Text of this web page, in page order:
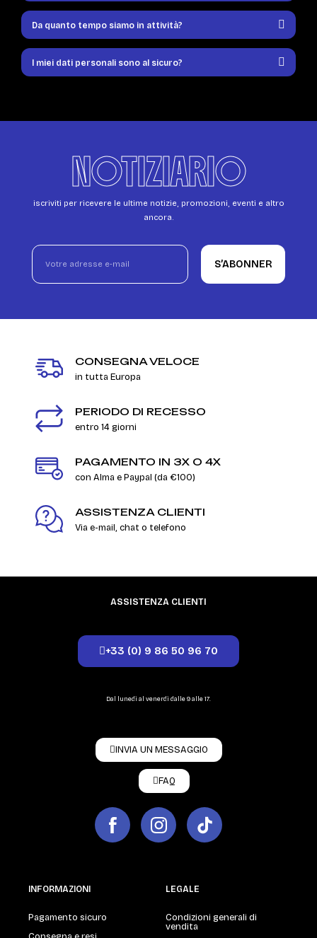
Da quanto tempo siamo in attività?
I miei dati personali sono al sicuro?
NOTIZIARIO
iscriviti per ricevere le ultime notizie, promozioni, eventi e altro
ancora.
S’ABONNER
CONSEGNA VELOCE
in tutta Europa
PERIODO DI RECESSO
entro 14 giorni
PAGAMENTO IN 3X O 4X
con Alma e Paypal (da €100)
ASSISTENZA CLIENTI
Via e-mail, chat o telefono
ASSISTENZA CLIENTI
+33 (0) 9 86 50 96 70
Dal lunedì al venerdì dalle 9 alle 17.
INVIA UN MESSAGGIO
FAQ
INFORMAZIONI
Pagamento sicuro
LEGALE
Condizioni generali di
vendita